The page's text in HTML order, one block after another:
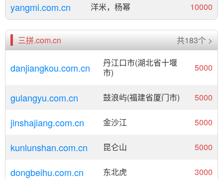
yangmi.com.cn 洋米，杨幂 10000
三拼.com.cn 共183个 >
danjiangkou.com.cn
丹江口市(湖北省十堰
市)
5000
gulangyu.com.cn 鼓浪屿(福建省厦门市) 5000
jinshajiang.com.cn 金沙江 5000
kunlunshan.com.cn 昆仑山 5000
dongbeihu.com.cn 东北虎 3000